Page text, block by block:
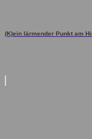
(K)ein lärmender Punkt am